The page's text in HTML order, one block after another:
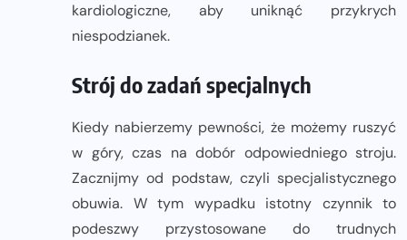
kardiologiczne, aby uniknąć przykrych
niespodzianek.
Strój do zadań specjalnych
Kiedy nabierzemy pewności, że możemy ruszyć
w góry, czas na dobór odpowiedniego stroju.
Zacznijmy od podstaw, czyli specjalistycznego
obuwia. W tym wypadku istotny czynnik to
podeszwy przystosowane do trudnych